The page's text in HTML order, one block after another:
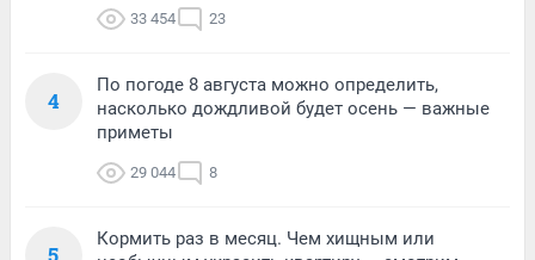
33 454 23
4
По погоде 8 августа можно определить,
насколько дождливой будет осень — важные
приметы
29 044 8
Кормить раз в месяц. Чем хищным или